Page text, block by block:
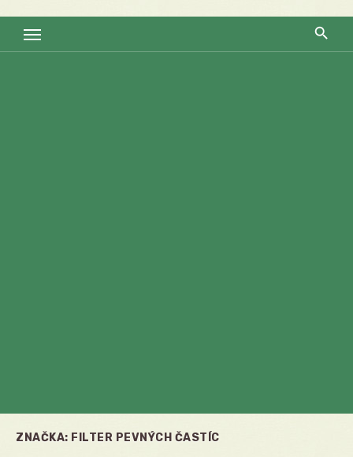
ZNAČKA: FILTER PEVNÝCH ČASTÍC